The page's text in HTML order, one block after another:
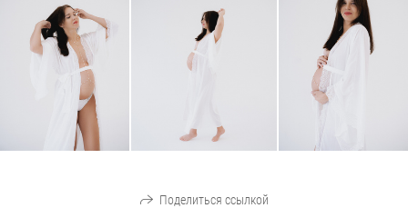
Поделиться ссылкой